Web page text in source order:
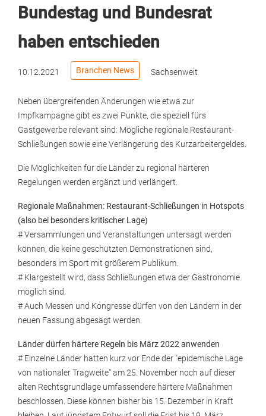
Bundestag und Bundesrat
haben entschieden
10.12.2021 Branchen News Sachsenweit
Neben übergreifenden Änderungen wie etwa zur
Impfkampagne gibt es zwei Punkte, die speziell fürs
Gastgewerbe relevant sind: Mögliche regionale Restaurant-
Schließungen sowie eine Verlängerung des Kurzarbeitergeldes.
Die Möglichkeiten für die Länder zu regional härteren
Regelungen werden ergänzt und verlängert.
Regionale Maßnahmen: Restaurant-Schließungen in Hotspots
(also bei besonders kritischer Lage)
# Versammlungen und Veranstaltungen untersagt werden
können, die keine geschützten Demonstrationen sind,
besonders im Sport mit größerem Publikum.
# Klargestellt wird, dass Schließungen etwa der Gastronomie
möglich sind.
# Auch Messen und Kongresse dürfen von den Ländern in der
neuen Fassung abgesagt werden.
Länder dürfen härtere Regeln bis März 2022 anwenden
# Einzelne Länder hatten kurz vor Ende der "epidemische Lage
von nationaler Tragweite" am 25. November noch auf dieser
alten Rechtsgrundlage umfassendere härtere Maßnahmen
beschlossen. Diese können bisher bis 15. Dezember in Kraft